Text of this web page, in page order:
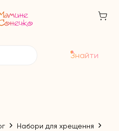
Знайти
Набори для хрещення